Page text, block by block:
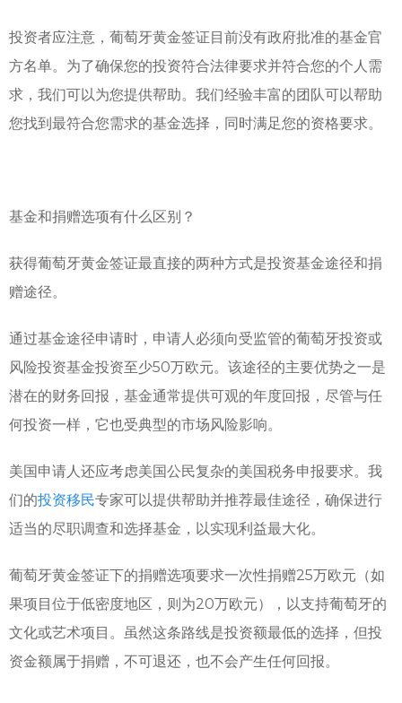
投资者应注意，葡萄牙黄金签证目前没有政府批准的基金官
方名单。为了确保您的投资符合法律要求并符合您的个人需
求，我们可以为您提供帮助。我们经验丰富的团队可以帮助
您找到最符合您需求的基金选择，同时满足您的资格要求。
基金和捐赠选项有什么区别？
获得葡萄牙黄金签证最直接的两种方式是投资基金途径和捐
赠途径。
通过基金途径申请时，申请人必须向受监管的葡萄牙投资或
风险投资基金投资至少50万欧元。该途径的主要优势之一是
潜在的财务回报，基金通常提供可观的年度回报，尽管与任
何投资一样，它也受典型的市场风险影响。
美国申请人还应考虑美国公民复杂的美国税务申报要求。我
们的投资移民专家可以提供帮助并推荐最佳途径，确保进行
适当的尽职调查和选择基金，以实现利益最大化。
葡萄牙黄金签证下的捐赠选项要求一次性捐赠25万欧元（如
果项目位于低密度地区，则为20万欧元），以支持葡萄牙的
文化或艺术项目。虽然这条路线是投资额最低的选择，但投
资金额属于捐赠，不可退还，也不会产生任何回报。